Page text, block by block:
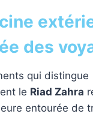
des
qui distingue
le Riad Zahra
entourée de